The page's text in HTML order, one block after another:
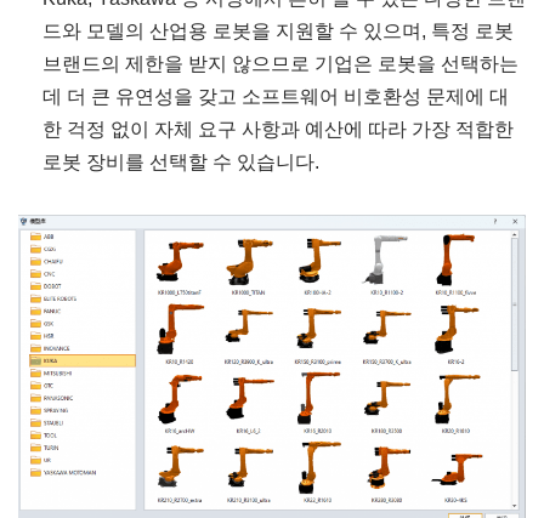
드와 모델의 산업용 로봇을 지원할 수 있으며, 특정 로봇
브랜드의 제한을 받지 않으므로 기업은 로봇을 선택하는
데 더 큰 유연성을 갖고 소프트웨어 비호환성 문제에 대
한 걱정 없이 자체 요구 사항과 예산에 따라 가장 적합한
로봇 장비를 선택할 수 있습니다.